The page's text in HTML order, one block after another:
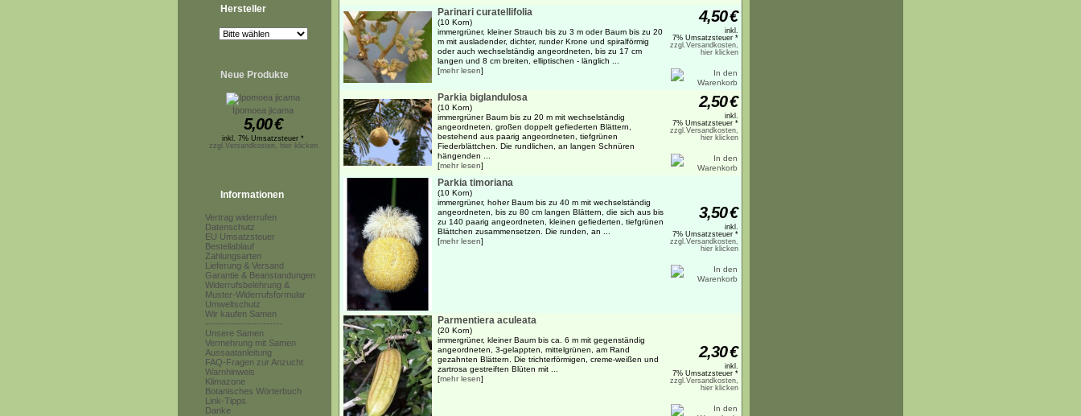
Hersteller
Neue Produkte
Ipomoea jicama
5,00€
inkl. 7% Umsatzsteuer *
zzgl.Versandkosten, hier klicken
Informationen
Vertrag widerrufen
Datenschutz
EU Umsatzsteuer
Bestellablauf
Zahlungsarten
Lieferung & Versand
Garantie & Beanstandungen
Widerrufsbelehrung &
Muster-Widerrufsformular
Umweltschutz
Wir kaufen Samen
------------------------
Unsere Samen
Vermehrung mit Samen
Aussaatanleitung
FAQ-Fragen zur Anzucht
Warnhinweis
Klimazone
Botanisches Wörterbuch
Link-Tipps
Danke
Parinari curatellifolia
(10 Korn)
immergrüner, kleiner Strauch bis zu 3 m oder Baum bis zu 20
m mit ausladender, dichter, runder Krone und spiralförmig
oder auch wechselständig angeordneten, bis zu 17 cm
langen und 8 cm breiten, elliptischen - länglich ...
[mehr lesen]
4,50€
inkl.
7% Umsatzsteuer *
zzgl.Versandkosten,
hier klicken
Parkia biglandulosa
(10 Korn)
immergrüner Baum bis zu 20 m mit wechselständig
angeordneten, großen doppelt gefiederten Blättern,
bestehend aus paarig angeordneten, tiefgrünen
Fiederblättchen. Die rundlichen, an langen Schnüren
hängenden ...
[mehr lesen]
2,50€
inkl.
7% Umsatzsteuer *
zzgl.Versandkosten,
hier klicken
Parkia timoriana
(10 Korn)
immergrüner, hoher Baum bis zu 40 m mit wechselständig
angeordneten, bis zu 80 cm langen Blättern, die sich aus bis
zu 140 paarig angeordneten, kleinen gefiederten, tiefgrünen
Blättchen zusammensetzen. Die runden, an ...
[mehr lesen]
3,50€
inkl.
7% Umsatzsteuer *
zzgl.Versandkosten,
hier klicken
Parmentiera aculeata
(20 Korn)
immergrüner, kleiner Baum bis ca. 6 m mit gegenständig
angeordneten, 3-gelappten, mittelgrünen, am Rand
gezahnten Blättern. Die trichterförmigen, creme-weißen und
zartrosa gestreiften Blüten mit ...
[mehr lesen]
2,30€
inkl.
7% Umsatzsteuer *
zzgl.Versandkosten,
hier klicken